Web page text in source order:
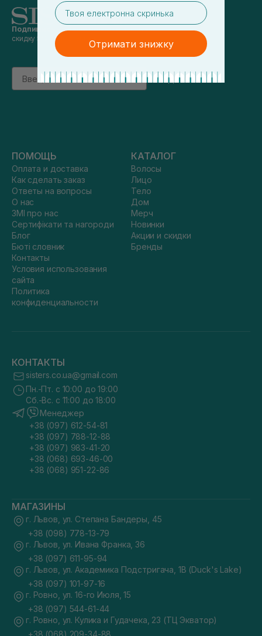
Подпишись на наши новостии получай
скидку 5% на первый заказ
Email
підписатись
ПОМОЩЬ
Оплата и доставка
Как сделать заказ
Ответы на вопросы
О нас
ЗМІ про нас
Сертифікати та нагороди
Блог
Бюті словник
Контакты
Условия использования
сайта
Политика
конфиденциальности
КАТАЛОГ
Волосы
Лицо
Тело
Дом
Мерч
Новинки
Акции и скидки
Бренды
КОНТАКТЫ
sisters.co.ua@gmail.com
Пн.-Пт. с 10:00 до 19:00
Сб.-Вс. с 11:00 до 18:00
Менеджер
+38 (097) 612-54-81
+38 (097) 788-12-88
+38 (097) 983-41-20
+38 (068) 693-46-00
+38 (068) 951-22-86
МАГАЗИНЫ
г. Львов, ул. Степана Бандеры, 45
+38 (098) 778-13-79
г. Львов, ул. Ивана Франка, 36
+38 (097) 611-95-94
г. Львов, ул. Академика Подстригача, 1В (Duck's Lake)
+38 (097) 101-97-16
г. Ровно, ул. 16-го Июля, 15
+38 (097) 544-61-44
г. Ровно, ул. Кулика и Гудачека, 23 (ТЦ Экватор)
+38 (068) 209-34-88
email
Отримати знижку